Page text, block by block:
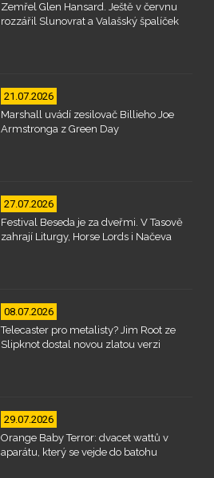
Zemřel Glen Hansard. Ještě v červnu
rozzářil Slunovrat a Valašský špalíček
21.07.2026
Marshall uvádí zesilovač Billieho Joe
Armstronga z Green Day
27.07.2026
Festival Beseda je za dveřmi. V Tasově
zahrají Liturgy, Horse Lords i Načeva
08.07.2026
Telecaster pro metalisty? Jim Root ze
Slipknot dostal novou zlatou verzi
29.07.2026
Orange Baby Terror: dvacet wattů v
aparátu, který se vejde do batohu